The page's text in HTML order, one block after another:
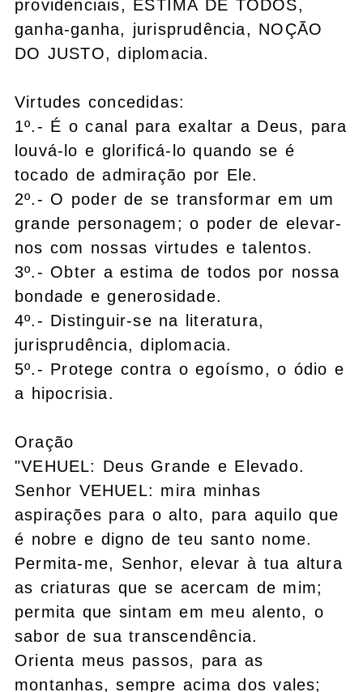
providenciais, ESTIMA DE TODOS,
ganha-ganha, jurisprudência, NOÇÃO
DO JUSTO, diplomacia.
Virtudes concedidas:
1º.- É o canal para exaltar a Deus, para
louvá-lo e glorificá-lo quando se é
tocado de admiração por Ele.
2º.- O poder de se transformar em um
grande personagem; o poder de elevar-
nos com nossas virtudes e talentos.
3º.- Obter a estima de todos por nossa
bondade e generosidade.
4º.- Distinguir-se na literatura,
jurisprudência, diplomacia.
5º.- Protege contra o egoísmo, o ódio e
a hipocrisia.
Oração
"VEHUEL: Deus Grande e Elevado.
Senhor VEHUEL: mira minhas
aspirações para o alto, para aquilo que
é nobre e digno de teu santo nome.
Permita-me, Senhor, elevar à tua altura
as criaturas que se acercam de mim;
permita que sintam em meu alento, o
sabor de sua transcendência.
Orienta meus passos, para as
montanhas, sempre acima dos vales;